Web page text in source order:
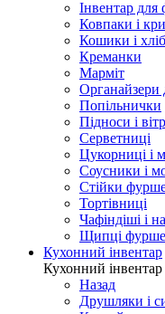
Інвентар
Ковпаки і
Кошики і
Креманки
Марміт
Органайзери
Попільнички
Підноси і
Серветниці
Цукорниці і
Соусники і
Стійки
Тортівниці
Чафіндіші і
Щипці
Кухонний інвентар
Кухонний інвентар
Назад
Друшляки і